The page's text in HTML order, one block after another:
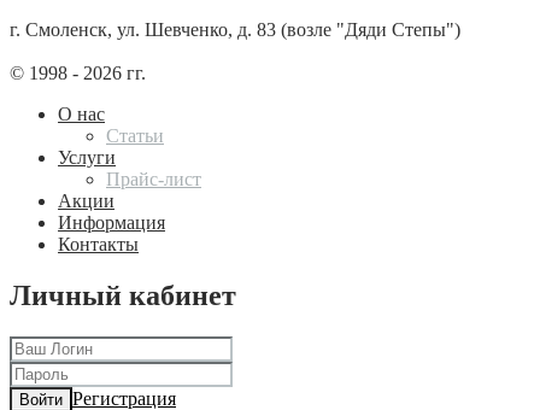
г. Смоленск, ул. Шевченко, д. 83 (возле "Дяди Степы")
© 1998 - 2026 гг.
О нас
Статьи
Услуги
Прайс-лист
Акции
Информация
Контакты
Личный кабинет
Войти Регистрация